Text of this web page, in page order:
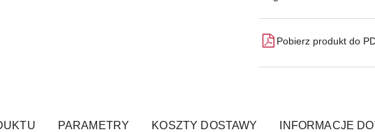
Pobierz produkt do
PARAMETRY KOSZTY DOSTAWY INFORMACJE